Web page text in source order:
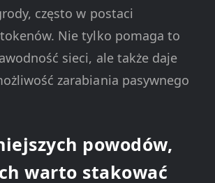
często w postaci
Nie tylko pomaga to
sieci, ale także daje
zarabiania pasywnego
powodów,
warto stakować